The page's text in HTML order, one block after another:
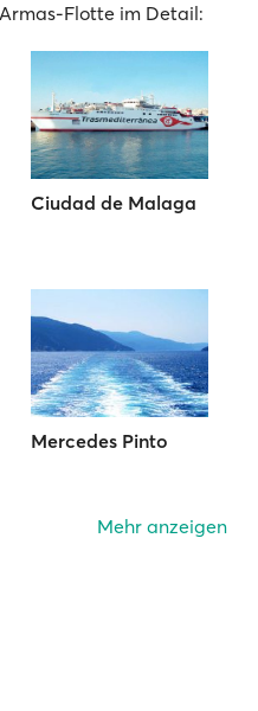
Flotte im Detail:
Ciudad de Malaga
Mercedes Pinto
Mehr anzeigen